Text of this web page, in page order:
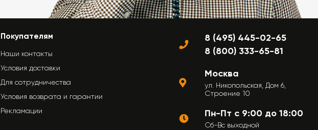
Покупателям
Наши контакты
Условия доставки
Для сотрудничества
Условия возврата и гарантии
Рекламации
8 (495) 445-02-65
8 (800) 333-65-81
Москва
ул. Никопольская, Дом 6,
Строение 10
Пн-Пт с 9:00 до 18:00
Сб-Вс выходной